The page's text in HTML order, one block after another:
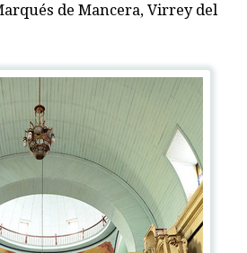
de Mancera, Virrey del